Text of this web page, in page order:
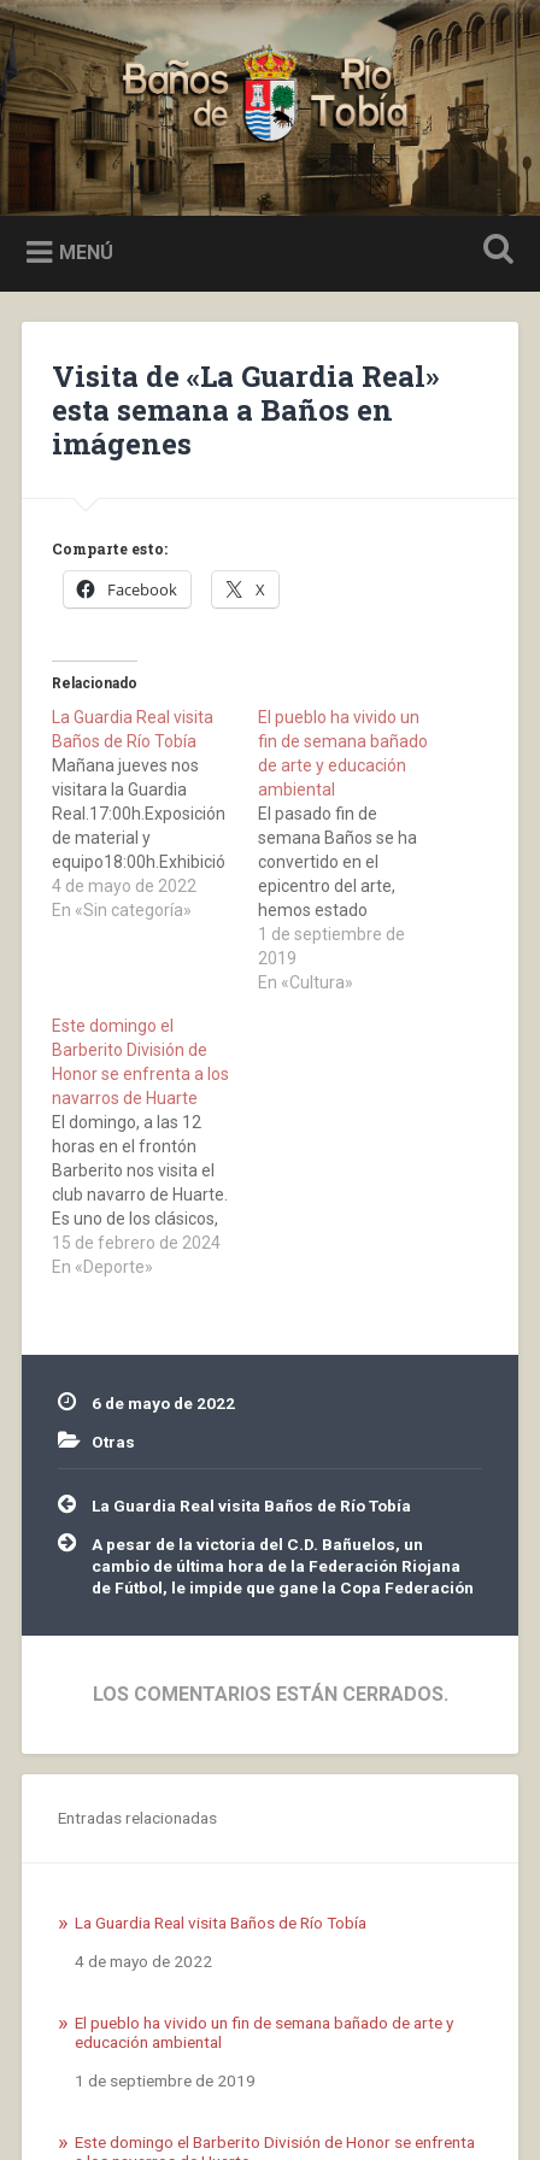
Saltar
al
contenido
Buscar
Baños de Río Tobía
MENÚ
Visita de «La Guardia Real»
esta semana a Baños en
imágenes
Comparte esto:
Facebook X
Relacionado
La Guardia Real visita
Baños de Río Tobía
Mañana jueves nos
visitara la Guardia
Real.17:00h.Exposición
de material y
equipo18:00h.Exhibició
n táctica19:30h.La
Sección de
LA GUARDIA REAL?Es
la representación de
honor de las Fuerzas
Armadas ante Su
Majestad el Rey. Sus
misiones son
proporcionar servicio de
guardia militar y rendir…
4 de mayo de 2022
En «Sin categoría»
El pueblo ha vivido un
fin de semana bañado
de arte y educación
ambiental
El pasado fin de
semana Baños se ha
convertido en el
epicentro del arte,
hemos estado
acompañados por siete
creadores nacionales,
que reaprovechan y
1 de septiembre de
2019
En «Cultura»
Este domingo el
Barberito División de
Honor se enfrenta a los
navarros de Huarte
El domingo, a las 12
horas en el frontón
Barberito nos visita el
club navarro de Huarte.
Es uno de los clásicos,
semillero de pelotaris
en Navarra, fundado en
fin…
15 de febrero de 2024
En «Deporte»
6 de mayo de 2022
Otras
Navegación
de
entradas
La Guardia Real visita Baños de Río Tobía
A pesar de la victoria del C.D. Bañuelos, un
cambio de última hora de la Federación Riojana
de Fútbol, le impide que gane la Copa Federación
LOS COMENTARIOS ESTÁN CERRADOS.
Entradas relacionadas
La Guardia Real visita Baños de Río Tobía
Fecha
4 de mayo de 2022
El pueblo ha vivido un fin de semana bañado de arte y
educación ambiental
Fecha
1 de septiembre de 2019
Este domingo el Barberito División de Honor se enfrenta